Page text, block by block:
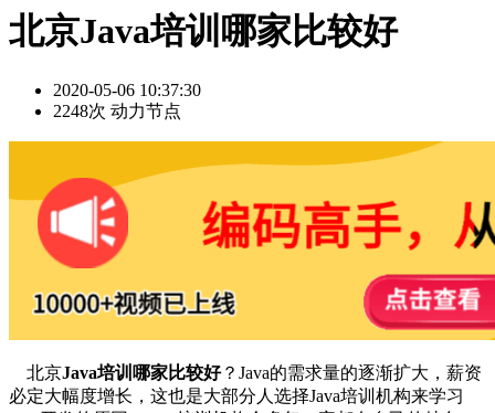
北京Java培训哪家比较好
2020-05-06 10:37:30
2248次 动力节点
北京Java培训哪家比较好？Java的需求量的逐渐扩大，薪资
必定大幅度增长，这也是大部分人选择Java培训机构来学习